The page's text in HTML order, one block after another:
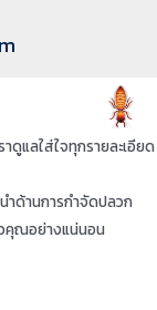
ดูแลใส่ใจทุกรายละเอียด
ำด้านการกำจัดปลวก
คุณอย่างแน่นอน